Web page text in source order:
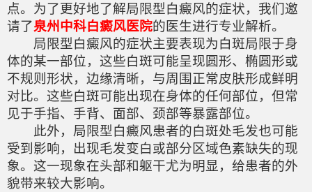
点。为了更好地了解局限型白癜风的症状，我们邀
请了泉州中科白癜风医院的医生进行专业解析。
局限型白癜风的症状主要表现为白斑局限于身
体的某一部位，这些白斑可能呈现圆形、椭圆形或
不规则形状，边缘清晰，与周围正常皮肤形成鲜明
对比。这些白斑可能出现在身体的任何部位，但常
见于手指、手背、面部、颈部等暴露部位。
此外，局限型白癜风患者的白斑处毛发也可能
受到影响，出现毛发变白或部分区域色素缺失的现
象。这一现象在头部和躯干尤为明显，给患者的外
貌带来较大影响。